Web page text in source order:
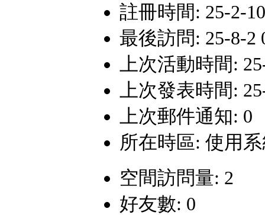
註冊時間: 25-2-
最後訪問: 25-8-2
上次活動時間:
上次發表時間:
上次郵件通知: 0
所在時區: 使用
空間訪問量: 2
好友數: 0